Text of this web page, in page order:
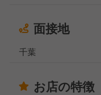
面接地
千葉
お店の特徴